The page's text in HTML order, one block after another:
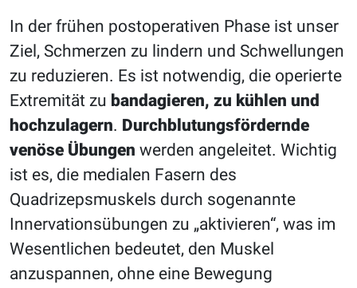
In der frühen postoperativen Phase ist unser
Ziel, Schmerzen zu lindern und Schwellungen
zu reduzieren. Es ist notwendig, die operierte
Extremität zu bandagieren, zu kühlen und
hochzulagern. Durchblutungsfördernde
venöse Übungen werden angeleitet. Wichtig
ist es, die medialen Fasern des
Quadrizepsmuskels durch sogenannte
Innervationsübungen zu „aktivieren“, was im
Wesentlichen bedeutet, den Muskel
anzuspannen, ohne eine Bewegung